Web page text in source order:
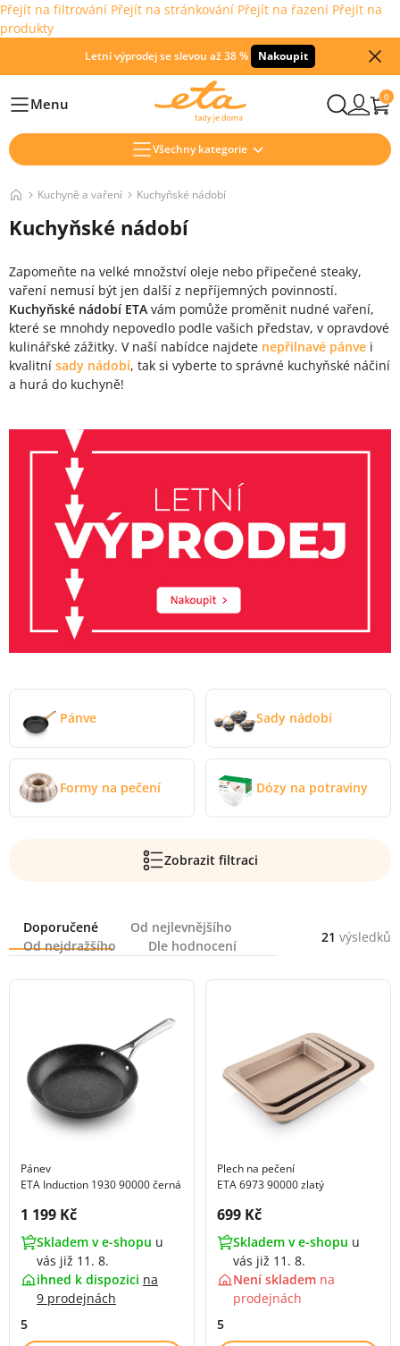
Přejít na filtrování Přejít na stránkování Přejít na řazení Přejít na
produkty
Letní výprodej se slevou až 38 % Nakoupit
HlavníMenu 0
Všechny kategorie
Kuchyně a vaření Kuchyňské nádobí
Kuchyňské nádobí
Zapomeňte na velké množství oleje nebo připečené steaky,
vaření nemusí být jen další z nepříjemných povinností.
Kuchyňské nádobí ETA vám pomůže proměnit nudné vaření,
které se mnohdy nepovedlo podle vašich představ, v opravdové
kulinářské zážitky. V naší nabídce najdete nepřilnavé pánve i
kvalitní sady nádobí, tak si vyberte to správné kuchyňské náčiní
a hurá do kuchyně!
Pánve Sady nádobí
Formy na pečení Dózy na potraviny
Zobrazit filtraci
Řazení
Doporučené
Od nejlevnějšího
Od nejdražšího
Dle hodnocení
21 výsledků
Pánev
ETA Induction 1930 90000 černá
Cena s DPH:
1 199 Kč
Skladem v e-shopu u
vás již 11. 8.
ihned k dispozici na
9 prodejnách
5
Plech na pečení
ETA 6973 90000 zlatý
Cena s DPH:
699 Kč
Skladem v e-shopu u
vás již 11. 8.
Není skladem na
prodejnách
5